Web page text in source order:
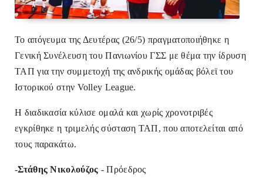
Το απόγευμα της Δευτέρας (26/5) πραγματοποιήθηκε η
Γενική Συνέλευση του Πανιωνίου ΓΣΣ με θέμα την ίδρυση
ΤΑΠ για την συμμετοχή της ανδρικής ομάδας βόλεϊ του
Ιστορικού στην Volley League.
H διαδικασία κύλισε ομαλά και χωρίς χρονοτριβές
εγκρίθηκε η τριμελής σύσταση ΤΑΠ, που αποτελείται από
τους παρακάτω.
-Στάθης Νικολούζος - Πρόεδρος